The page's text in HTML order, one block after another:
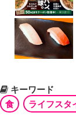
キーワード
食
ライフスタ